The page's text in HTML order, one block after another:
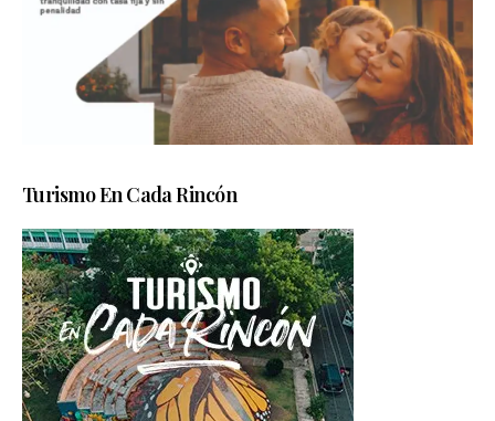
Turismo En Cada Rincón